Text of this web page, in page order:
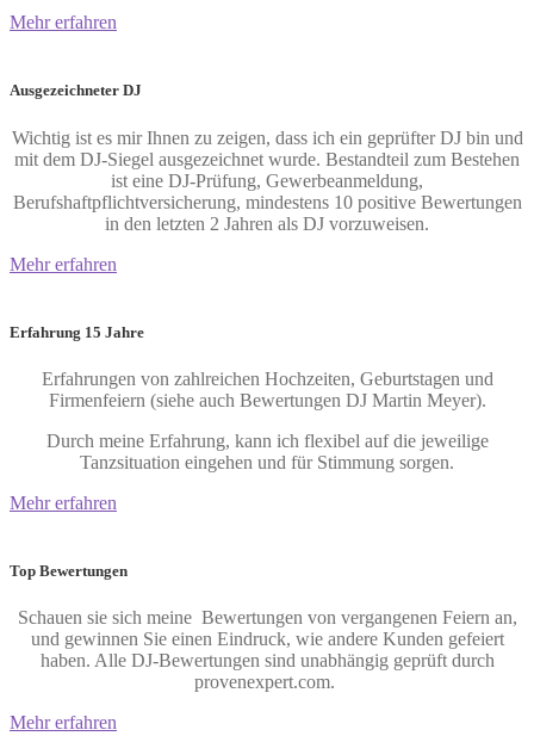
Mehr erfahren
Ausgezeichneter DJ
Wichtig ist es mir Ihnen zu zeigen, dass ich ein geprüfter DJ bin und
mit dem DJ-Siegel ausgezeichnet wurde. Bestandteil zum Bestehen
ist eine DJ-Prüfung, Gewerbeanmeldung,
Berufshaftpflichtversicherung, mindestens 10 positive Bewertungen
in den letzten 2 Jahren als DJ vorzuweisen.
Mehr erfahren
Erfahrung 15 Jahre
Erfahrungen von zahlreichen Hochzeiten, Geburtstagen und
Firmenfeiern (siehe auch Bewertungen DJ Martin Meyer).
Durch meine Erfahrung, kann ich flexibel auf die jeweilige
Tanzsituation eingehen und für Stimmung sorgen.
Mehr erfahren
Top Bewertungen
Schauen sie sich meine Bewertungen von vergangenen Feiern an,
und gewinnen Sie einen Eindruck, wie andere Kunden gefeiert
haben. Alle DJ-Bewertungen sind unabhängig geprüft durch
provenexpert.com.
Mehr erfahren